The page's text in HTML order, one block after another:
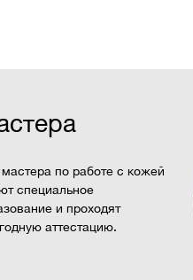
по работе с кожей
специальное
и проходят
аттестацию.